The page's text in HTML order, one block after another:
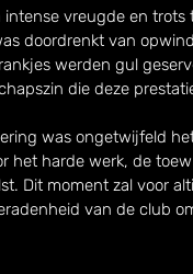
vreugde en
doordrenkt van
werden gul
die deze
was ongetwijfeld
het harde werk, de
Dit moment zal voor
van de club